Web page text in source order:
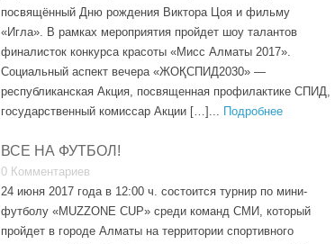
посвящённый Дню рождения Виктора Цоя и фильму
«Игла». В рамках мероприятия пройдет шоу талантов
финалисток конкурса красоты «Мисс Алматы 2017».
Социальный аспект вечера «ЖОҚСПИД2030» —
республиканская Акция, посвященная профилактике СПИД,
государственный комиссар Акции […]... Подробнее
ВСЕ НА ФУТБОЛ!
0 Комментариев
24 июня 2017 года в 12:00 ч. состоится турнир по мини-
футболу «MUZZONE CUP» среди команд СМИ, который
пройдет в городе Алматы на территории спортивного